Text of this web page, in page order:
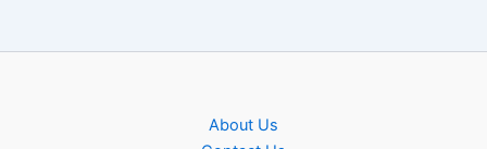
About Us